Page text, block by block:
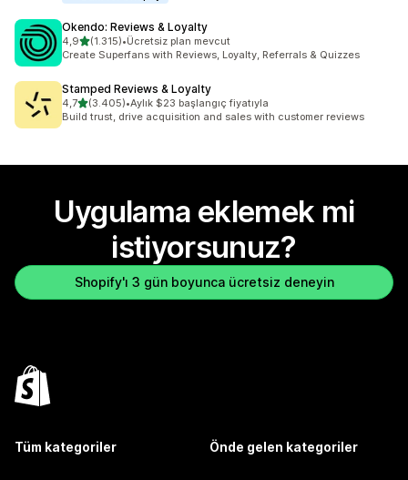
Okendo: Reviews & Loyalty
4,95 yıldız üzerinden
(1.315)
toplam 1315 değerlendirme
•Ücretsiz plan mevcut
Create Superfans with Reviews, Loyalty, Referrals & Quizzes
Stamped Reviews & Loyalty
4,75 yıldız üzerinden
(3.405)
toplam 3405 değerlendirme
•Aylık $23 başlangıç fiyatıyla
Build trust, drive acquisition and sales with customer reviews
Uygulama eklemek mi
istiyorsunuz?
Shopify'ı 3 gün boyunca ücretsiz deneyin
Tüm kategoriler Önde gelen kategoriler